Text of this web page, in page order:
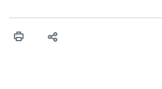
érésű szőlőkben is legyen lehetőség
felhasználók számára is elérhető és